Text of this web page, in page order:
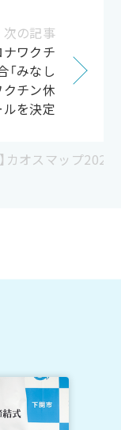
次の記事
ワクチ
みなし
チン休
を決定
カオスマップ